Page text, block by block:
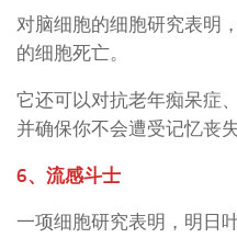
对脑细胞的细胞研究表明
的细胞死亡。
它还可以对抗老年痴呆症
并确保你不会遭受记忆丧
6、流感斗士
一项细胞研究表明，明日